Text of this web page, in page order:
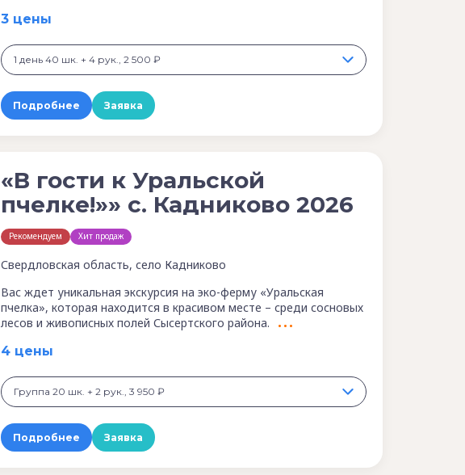
3 цены
1 день 40 шк. + 4 рук., 2 500 ₽
Подробнее Заявка
«В гости к Уральской
пчелке!»» с. Кадниково 2026
Рекомендуем Хит продаж
Свердловская область, село Кадниково
Вас ждет уникальная экскурсия на эко-ферму «Уральская
пчелка», которая находится в красивом месте – среди сосновых
лесов и живописных полей Сысертского района.
4 цены
Группа 20 шк. + 2 рук., 3 950 ₽
Подробнее Заявка